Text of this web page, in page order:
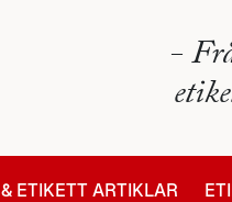
-
ETIKETT ARTIKLAR